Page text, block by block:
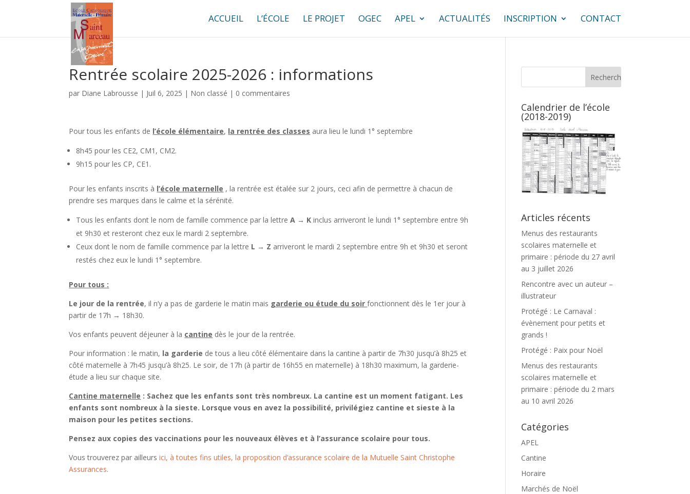
ACCUEIL L’ÉCOLE LE PROJET OGEC APEL ACTUALITÉS INSCRIPTION CONTACT
Rentrée scolaire 2025-2026 : informations
par Diane Labrousse | Juil 6, 2025 | Non classé | 0 commentaires
Pour tous les enfants de l’école élémentaire, la rentrée des classes aura lieu le lundi 1° septembre
8h45 pour les CE2, CM1, CM2.
9h15 pour les CP, CE1.
Pour les enfants inscrits à l’école maternelle , la rentrée est étalée sur 2 jours, ceci afin de permettre à chacun de
prendre ses marques dans le calme et la sérénité.
Tous les enfants dont le nom de famille commence par la lettreA → K inclus arriveront le lundi 1° septembre entre 9h
et 9h30 et resteront chez eux le mardi 2 septembre.
Ceux dont le nom de famille commence par la lettre L → Z arriveront le mardi 2 septembre entre 9h et 9h30 et seront
restés chez eux le lundi 1° septembre.
Pour tous :
Le jour de la rentrée, il n’y a pas de garderie le matin mais garderie ou étude du soirfonctionnent dès le 1er jour à
partir de 17h → 18h30.
Vos enfants peuvent déjeuner à la cantine dès le jour de la rentrée.
Pour information : le matin, la garderie de tous a lieu côté élémentaire dans la cantine à partir de 7h30 jusqu’à 8h25 et
côté maternelle à 7h45 jusqu’à 8h25. Le soir, de 17h (à partir de 16h55 en maternelle) à 18h30 maximum, la garderie-
étude a lieu sur chaque site.
Cantine maternelle : Sachez que les enfants sont très nombreux. La cantine est un moment fatigant. Les
enfants sont nombreux à la sieste. Lorsque vous en avez la possibilité, privilégiez cantine et sieste à la
maison pour les petites sections.
Pensez aux copies des vaccinations pour les nouveaux élèves et à l’assurance scolaire pour tous.
Vous trouverez par ailleursici, à toutes fins utiles, la proposition d’assurance scolaire de la Mutuelle Saint Christophe
Assurances.
Calendrier de l’école
(2018-2019)
Articles récents
Menus des restaurants
scolaires maternelle et
primaire : période du 27 avril
au 3 juillet 2026
Rencontre avec un auteur –
illustrateur
Protégé : Le Carnaval :
évènement pour petits et
grands !
Protégé : Paix pour Noël
Menus des restaurants
scolaires maternelle et
primaire : période du 2 mars
au 10 avril 2026
Catégories
APEL
Cantine
Horaire
Marchés de Noël